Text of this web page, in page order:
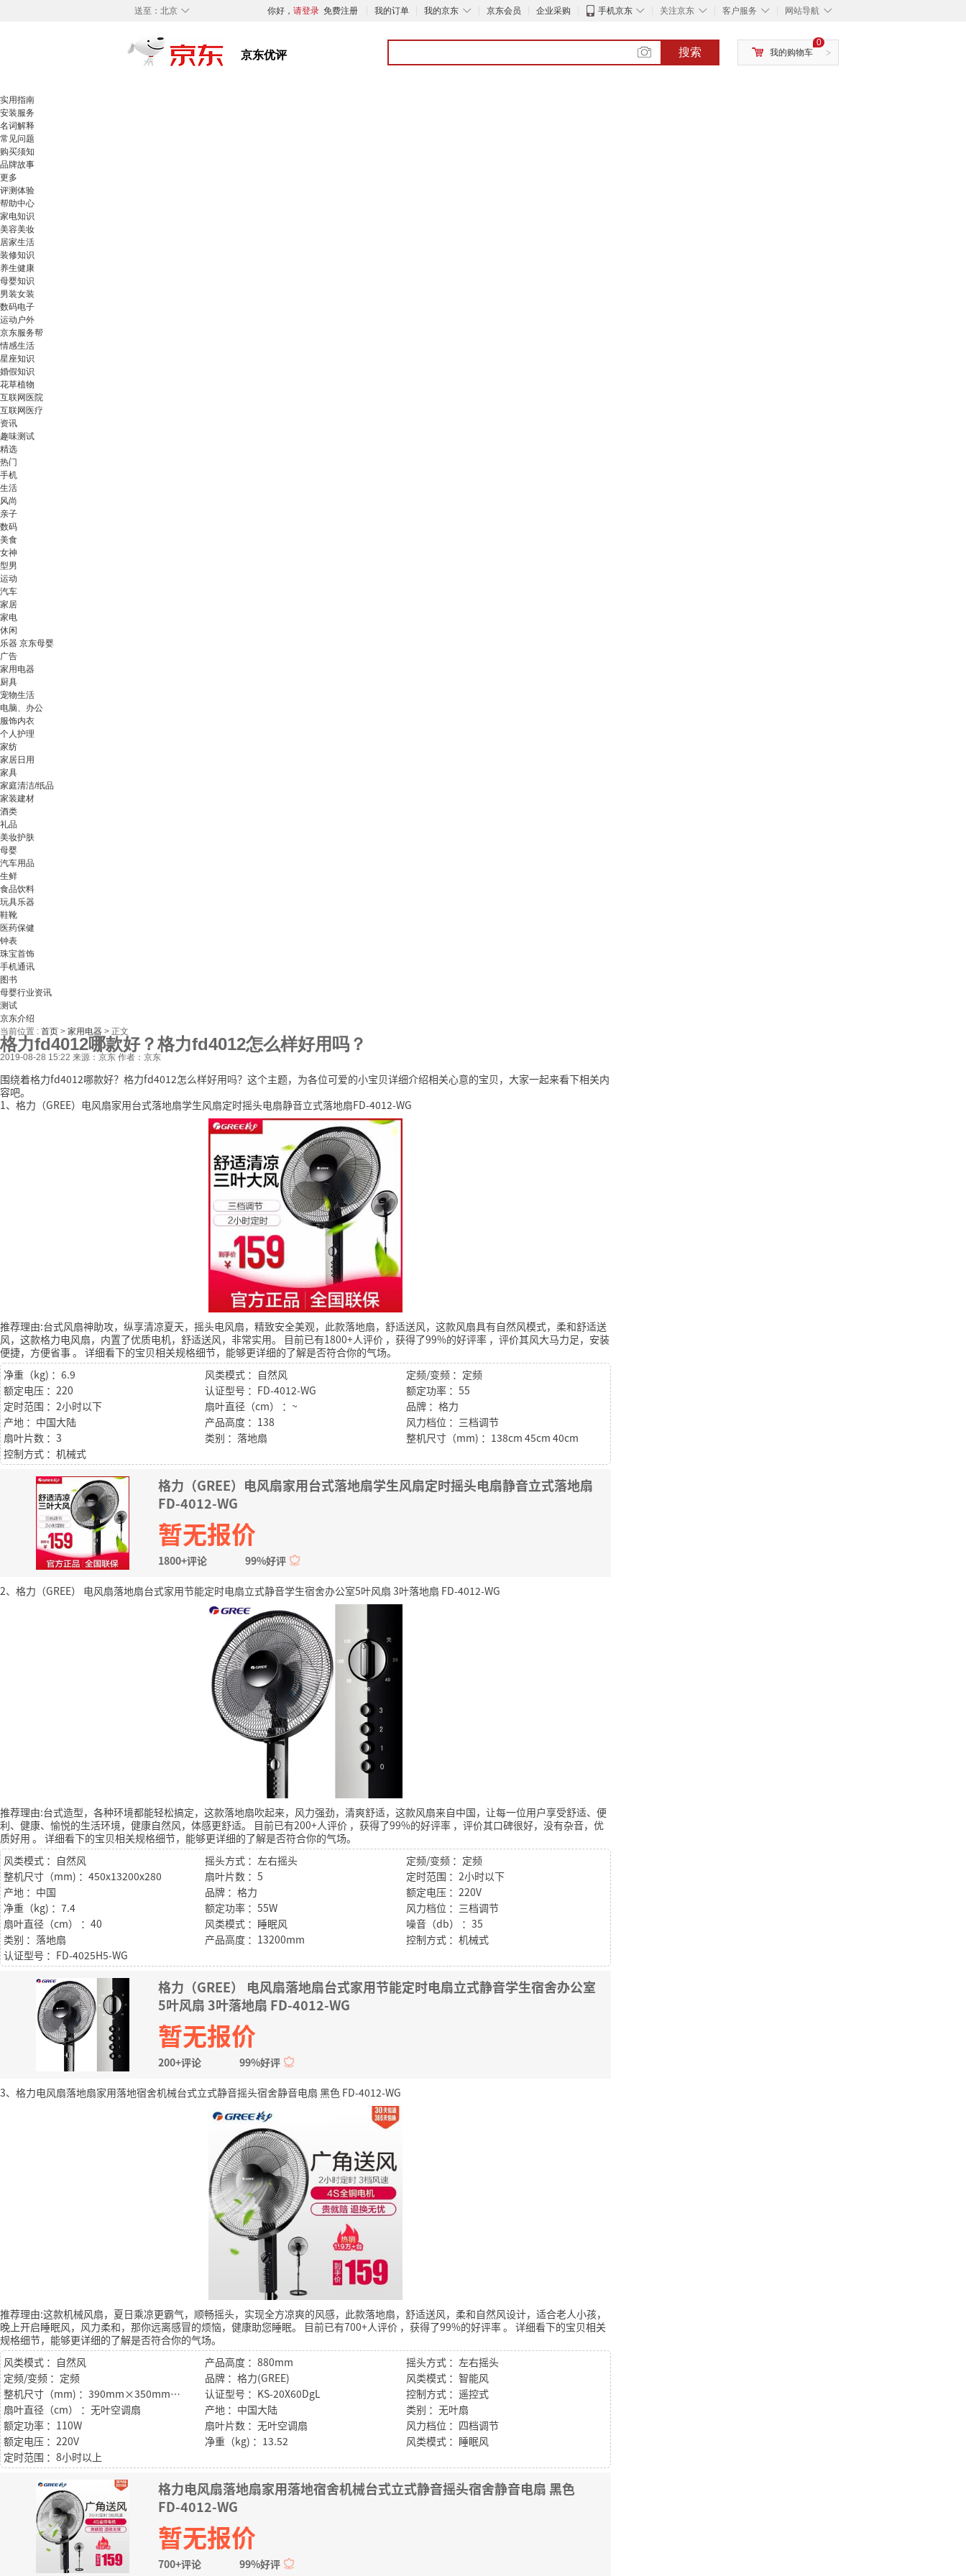
◇
送至： 北京 你好， 请登录 免费注册 我的订单 ◇
我的京东 京东会员 企业采购 ◇
手机京东 ◇
关注京东 ◇
客户服务 ◇
网站导航
搜索 >
0
我的购物车
实用指南
安装服务
名词解释
常见问题
购买须知
品牌故事
更多
评测体验
帮助中心
家电知识
美容美妆
居家生活
装修知识
养生健康
母婴知识
男装女装
数码电子
运动户外
京东服务帮
情感生活
星座知识
婚假知识
花草植物
互联网医院
互联网医疗
资讯
趣味测试
精选
热门
手机
生活
风尚
亲子
数码
美食
女神
型男
运动
汽车
家居
家电
休闲
乐器 京东母婴
广告
家用电器
厨具
宠物生活
电脑、办公
服饰内衣
个人护理
家纺
家居日用
家具
家庭清洁/纸品
家装建材
酒类
礼品
美妆护肤
母婴
汽车用品
生鲜
食品饮料
玩具乐器
鞋靴
医药保健
钟表
珠宝首饰
手机通讯
图书
母婴行业资讯
测试
京东介绍
当前位置 : 首页 > 家用电器 > 正文
格力fd4012哪款好？格力fd4012怎么样好用吗？
2019-08-28 15:22 来源：京东 作者：京东
围绕着格力fd4012哪款好？格力fd4012怎么样好用吗？这个主题，为各位可爱的小宝贝详细介绍相关心意的宝贝，大家一起来看下相关内
容吧。
1、格力（GREE）电风扇家用台式落地扇学生风扇定时摇头电扇静音立式落地扇FD-4012-WG
推荐理由:台式风扇神助攻，纵享清凉夏天，摇头电风扇，精致安全美观，此款落地扇，舒适送风，这款风扇具有自然风模式，柔和舒适送
风，这款格力电风扇，内置了优质电机，舒适送风，非常实用。
目前已有1800+人评价 ，获得了99%的好评率 ，评价其风大马力足，安装
便捷，方便省事。 详细看下的宝贝相关规格细节，能够更详细的了解是否符合你的气场。
净重（kg) ：6.9
风类模式 ：自然风
定频/变频 ：定频
额定电压 ：220
认证型号 ：FD-4012-WG
额定功率 ：55
定时范围 ：2小时以下
扇叶直径（cm） ：~
品牌 ：格力
产地 ：中国大陆
产品高度 ：138
风力档位 ：三档调节
扇叶片数 ：3
类别 ：落地扇
整机尺寸（mm) ：138cm 45cm 40cm
控制方式 ：机械式
格力（GREE）电风扇家用台式落地扇学生风扇定时摇头电扇静音立式落地扇
FD-4012-WG
暂无报价
1800+评论 99%好评
2、格力（GREE） 电风扇落地扇台式家用节能定时电扇立式静音学生宿舍办公室5叶风扇 3叶落地扇 FD-4012-WG
推荐理由:台式造型，各种环境都能轻松搞定，这款落地扇吹起来，风力强劲，清爽舒适，这款风扇来自中国，让每一位用户享受舒适、便
利、健康、愉悦的生活环境，健康自然风，体感更舒适。
目前已有200+人评价 ，获得了99%的好评率 ，评价其口碑很好，没有杂音，优
质好用 。 详细看下的宝贝相关规格细节，能够更详细的了解是否符合你的气场。
风类模式 ：自然风
摇头方式 ：左右摇头
定频/变频 ：定频
整机尺寸（mm) ：450x13200x280
扇叶片数 ：5
定时范围 ：2小时以下
产地 ：中国
品牌 ：格力
额定电压 ：220V
净重（kg) ：7.4
额定功率 ：55W
风力档位 ：三档调节
扇叶直径（cm） ：40
风类模式 ：睡眠风
噪音（db） ：35
类别 ：落地扇
产品高度 ：13200mm
控制方式 ：机械式
认证型号 ：FD-4025H5-WG
格力（GREE） 电风扇落地扇台式家用节能定时电扇立式静音学生宿舍办公室
5叶风扇 3叶落地扇 FD-4012-WG
暂无报价
200+评论 99%好评
3、格力电风扇落地扇家用落地宿舍机械台式立式静音摇头宿舍静音电扇 黑色 FD-4012-WG
推荐理由:这款机械风扇，夏日乘凉更霸气，顺畅摇头，实现全方凉爽的风感，此款落地扇，舒适送风，柔和自然风设计，适合老人小孩，
晚上开启睡眠风，风力柔和，那你远离感冒的烦恼，健康助您睡眠。
目前已有700+人评价 ，获得了99%的好评率。 详细看下的宝贝相关
规格细节，能够更详细的了解是否符合你的气场。
风类模式 ：自然风
产品高度 ：880mm
摇头方式 ：左右摇头
定频/变频 ：定频
品牌 ：格力(GREE)
风类模式 ：智能风
整机尺寸（mm) ：390mm×350mm×880mm
认证型号 ：KS-20X60DgL
控制方式 ：遥控式
扇叶直径（cm） ：无叶空调扇
产地 ：中国大陆
类别 ：无叶扇
额定功率 ：110W
扇叶片数 ：无叶空调扇
风力档位 ：四档调节
额定电压 ：220V
净重（kg) ：13.52
风类模式 ：睡眠风
定时范围 ：8小时以上
格力电风扇落地扇家用落地宿舍机械台式立式静音摇头宿舍静音电扇 黑色
FD-4012-WG
暂无报价
700+评论 99%好评